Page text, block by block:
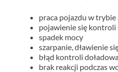
praca pojazdu w
pojawienie się kontroli
spadek mocy
szarpanie, dławienie
błąd kontroli
brak reakcji podczas